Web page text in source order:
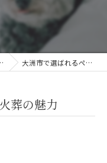
大洲市で選ばれるペット火葬の魅力
葬の魅力